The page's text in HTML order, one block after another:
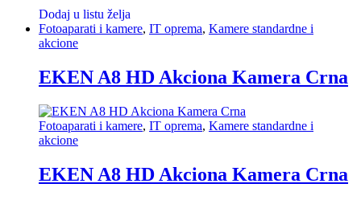
Dodaj u listu želja
Fotoaparati i kamere, IT oprema, Kamere standardne i
akcione
EKEN A8 HD Akciona Kamera Crna
Fotoaparati i kamere, IT oprema, Kamere standardne i
akcione
EKEN A8 HD Akciona Kamera Crna